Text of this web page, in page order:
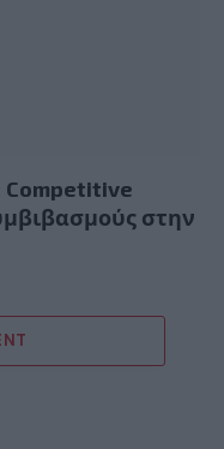
Competitive
στην